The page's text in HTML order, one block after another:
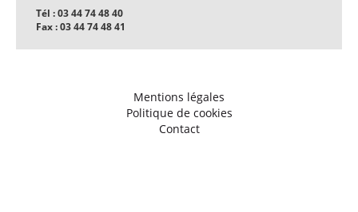
Tél : 03 44 74 48 40
Fax : 03 44 74 48 41
Mentions légales
Politique de cookies
Contact